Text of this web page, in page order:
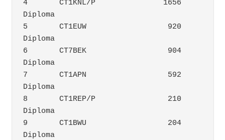
4	CT1KNL/P	       1656
Diploma
5	CT1EUW		        920
Diploma
6	CT7BEK		        904
Diploma
7	CT1APN		        592
Diploma
8	CT1REP/P		210
Diploma
9	CT1BWU		        204
Diploma